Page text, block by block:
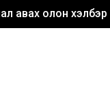
олон хэлбэр